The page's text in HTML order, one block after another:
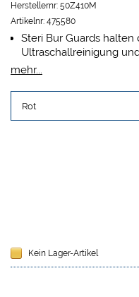
Herstellernr: 50Z410M
Artikelnr: 475580
Steri Bur Guards
Ultraschallreinigung
Für alle FG- und
Der im Lieferumfang
gleichzeitige
kurzen Bohrern
mehr...
Kein Lager-Artikel